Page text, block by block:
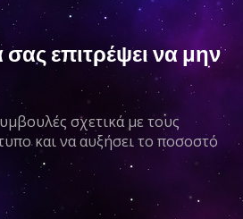
επιτρέψει να μην
σχετικά με τους
και να αυξήσει το ποσοστό